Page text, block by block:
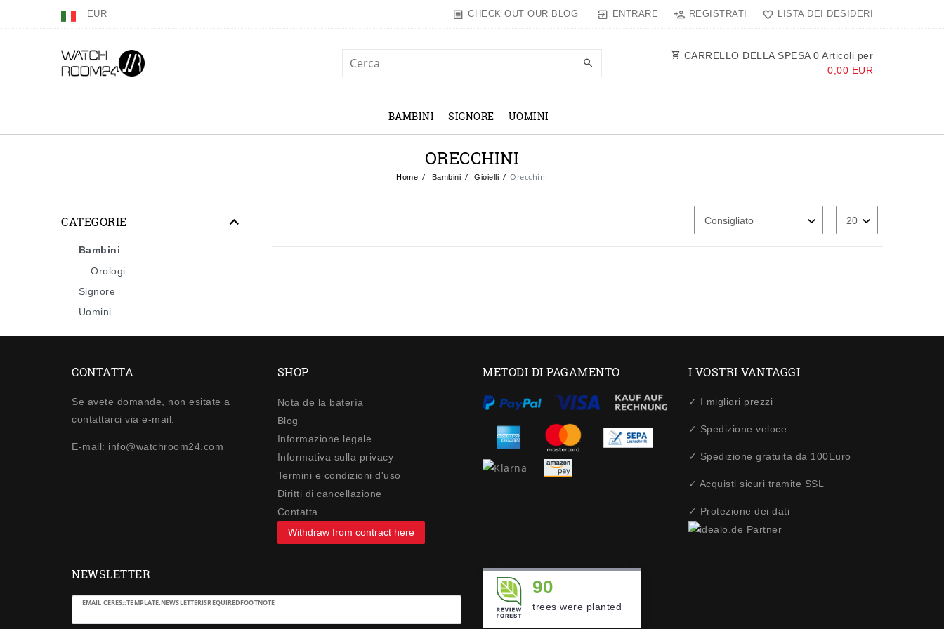
EUR CHECK OUT OUR BLOG ENTRARE REGISTRATI LISTA DEI DESIDERI
CARRELLO DELLA SPESA 0 Articoli per
0,00 EUR
BAMBINI SIGNORE UOMINI
ORECCHINI
Home Bambini Gioielli Orecchini
CATEGORIE
Bambini
Orologi
Signore
Uomini
CONTATTA
Se avete domande, non esitate a
contattarci via e-mail.
E-mail: info@watchroom24.com
SHOP
Nota de la batería
Blog
Informazione legale
Informativa sulla privacy
Termini e condizioni d'uso
Diritti di cancellazione
Contatta
Withdraw from contract here
METODI DI PAGAMENTO I VOSTRI VANTAGGI
✓ I migliori prezzi
✓ Spedizione veloce
✓ Spedizione gratuita da 100Euro
✓ Acquisti sicuri tramite SSL
✓ Protezione dei dati
NEWSLETTER
EMAIL CERES::TEMPLATE.NEWSLETTERISREQUIREDFOOTNOTE
Ceres::Template.newsletterHoneypotLabel
90
trees were planted